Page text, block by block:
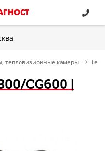
тепловизионные камеры
CG600 |